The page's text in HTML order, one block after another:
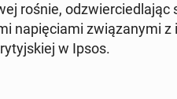
rośnie,
na­pię­cia­mi zwią­za­ny­mi
w Ipsos.